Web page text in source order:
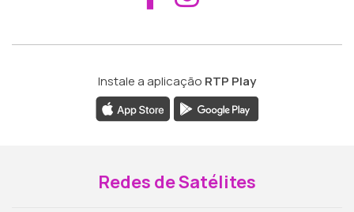
Instale a aplicação RTP Play
Redes de Satélites